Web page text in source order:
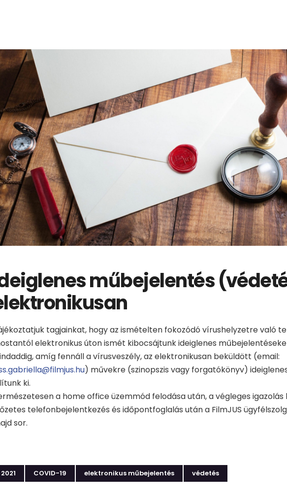
műbejelentés
tagjainkat, hogy az ismételten fokozódó vírushelyzetre való
elektronikus úton ismét kibocsájtunk ideiglenes
amíg fennáll a vírusveszély, az elektronikusan beküldött (email:
) művekre (szinopszis vagy forgatókönyv)
ki.
a home office üzemmód felodása után, a végleges igazolás
telefonbejelentkezés és időpontfoglalás után a FilmJUS
sor.
2021 COVID-19 elektronikus műbejelentés védetés